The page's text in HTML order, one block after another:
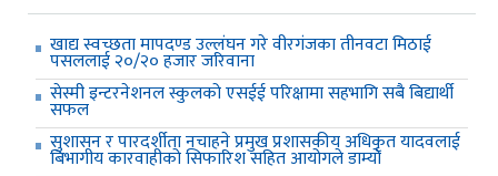
खाद्य स्वच्छता मापदण्ड उल्लंघन गरे वीरगंजका तीनवटा मिठाई
पसललाई २०/२० हजार जरिवाना
सेस्मी इन्टरनेशनल स्कुलको एसईई परिक्षामा सहभागि सबै बिद्यार्थी
सफल
सुशासन र पारदर्शीता नचाहने प्रमुख प्रशासकीय अधिकृत यादवलाई
बिभागीय कारवाहीको सिफारिश सहित आयोगले डाम्यो